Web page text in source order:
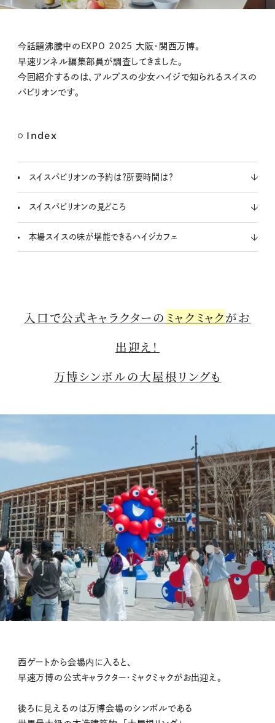
e
今話題沸騰中のEXPO 2025 大阪・関西万博。
早速リンネル編集部員が調査してきました。
今回紹介するのは、アルプスの少女ハイジで知られるスイスの
パビリオンです。
Index
スイスパビリオンの予約は？所要時間は？
スイスパビリオンの見どころ
本場スイスの味が堪能できるハイジカフェ
入口で公式キャラクターの ミャクミャクがお
出迎え！
万博シンボルの大屋根リングも
西ゲートから会場内に入ると、
早速万博の公式キャラクター・ミャクミャクがお出迎え。
後ろに見えるのは万博会場のシンボルである